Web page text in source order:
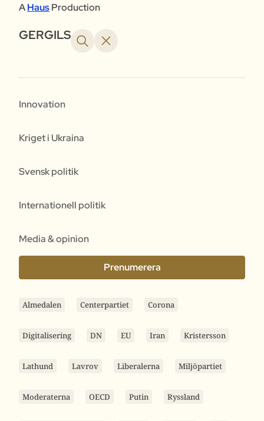
AHausProduction
GERGILS
Innovation
Kriget i Ukraina
Svensk politik
Internationell politik
Media & opinion
Prenumerera
Almedalen Centerpartiet Corona
Digitalisering DN EU Iran Kristersson
Lathund Lavrov Liberalerna Miljöpartiet
Moderaterna OECD Putin Ryssland